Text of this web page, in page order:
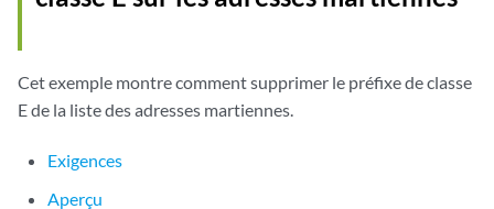
Cet exemple montre comment supprimer le préfixe de classe
E de la liste des adresses martiennes.
Exigences
Aperçu